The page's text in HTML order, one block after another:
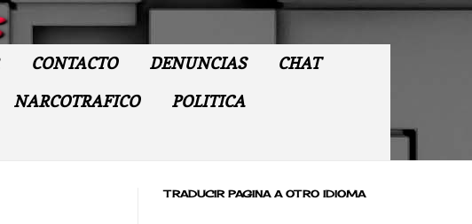
CONTACTO DENUNCIAS CHAT
NARCOTRAFICO POLITICA
TRADUCIR PAGINA A OTRO IDIOMA